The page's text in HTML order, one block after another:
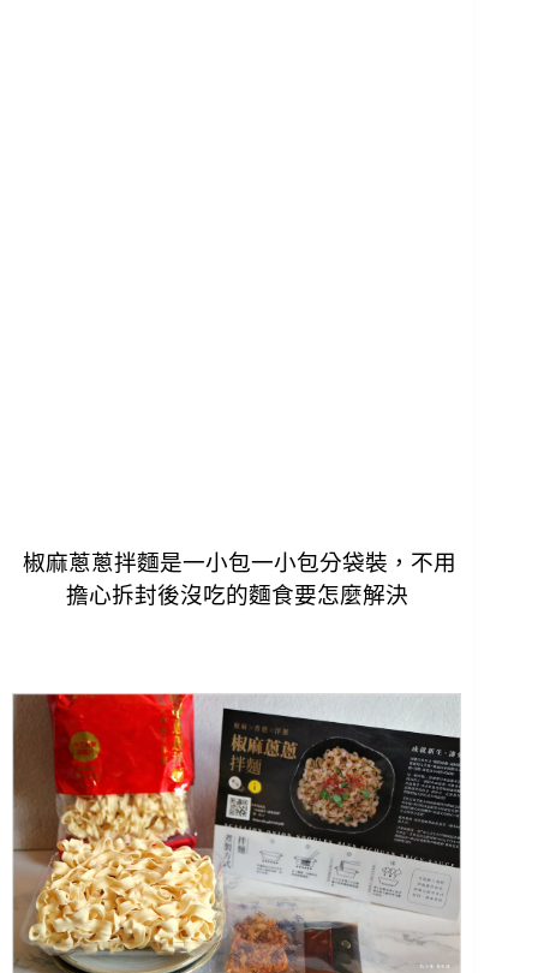
椒麻蔥蔥拌麵是一小包一小包分袋裝，不用
擔心拆封後沒吃的麵食要怎麼解決